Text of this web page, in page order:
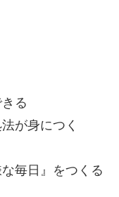
る
が身につく
毎日』をつくる